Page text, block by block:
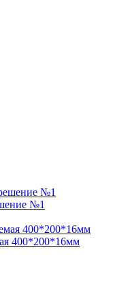
№1
400*200*16мм